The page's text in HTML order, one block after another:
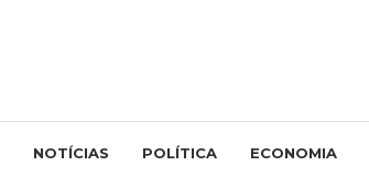
NOTÍCIAS POLÍTICA ECONOMIA